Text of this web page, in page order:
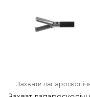
Захвати